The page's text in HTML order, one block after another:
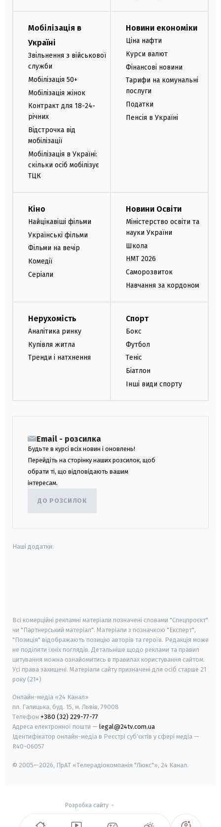
Мобілізація в
Україні
Звільнення з військової
служби
Мобілізація 50+
Мобілізація жінок
Контракт для 18-24-
річних
Відстрочка від
мобілізації
Мобілізація в Україні:
скільки осіб мобілізує
ТЦК
Новини економіки
Ціна нафти
Курси валют
Фінансові новини
Тарифи на комунальні
послуги
Податки
Пенсія в Україні
Кіно
Найцікавіші фільми
Українські фільми
Фільми на вечір
Комедії
Серіали
Новини Освіти
Міністерство освіти та
науки України
Школа
НМТ 2026
Саморозвиток
Навчання за кордоном
Нерухомість
Аналітика ринку
Купівля житла
Тренди і натхнення
Спорт
Бокс
Футбол
Теніс
Біатлон
Інші види спорту
Email - розсилка
Будьте в курсі всіх новин і оновлень!
Перейдіть на сторінку наших розсилок, щоб
обрати ті, що відповідають вашим
інтересам.
ДО РОЗСИЛОК
Наші додатки:
Всі комерційні рекламні матеріали позначені словами "Спецпроєкт"
чи "Партнерський матеріал". Матеріали з позначкою "Експерт",
"Позиція" відображають позицію авторів та героїв. Редакція може
не поділяти їхніх поглядів. Детальніше щодо реклами та правил
цитування можна ознайомитись в правилах користування сайтом.
Усі права захищені. Матеріали сайту призначені для осіб старше 21
року (21+)
Онлайн-медіа «24 Канал»
пл. Галицька, буд. 15, м. Львів, 79008
Телефон +380 (32) 229-77-77
Адреса електронної пошти — legal@24tv.com.ua
Ідентифікатор онлайн-медіа в Реєстрі суб'єктів у сфері медіа —
R40-06057
© 2005—2026, ПрАТ «Телерадіокомпанія "Люкс"», 24 Канал.
Розробка сайту-